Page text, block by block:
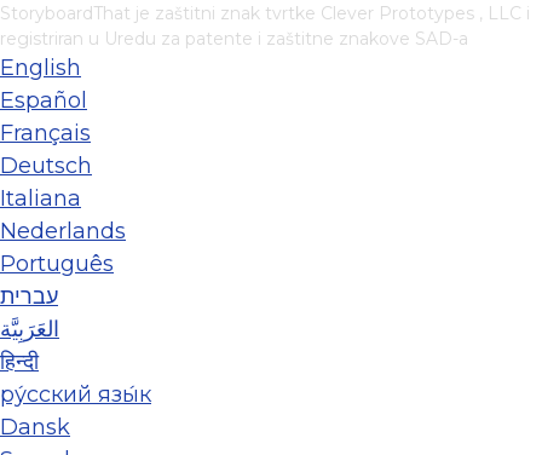
StoryboardThat je zaštitni znak tvrtke Clever Prototypes , LLC i
registriran u Uredu za patente i zaštitne znakove SAD-a
English
Español
Français
Deutsch
Italiana
Nederlands
Português
עברית
العَرَبِيَّة
हिन्दी
ру́сский язы́к
Dansk